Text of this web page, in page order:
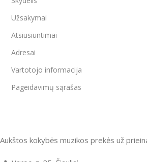
Užsakymai
Atsiusiuntimai
Adresai
Vartotojo informacija
Pageidavimų sąrašas
Aukštos kokybės muzikos prekės už